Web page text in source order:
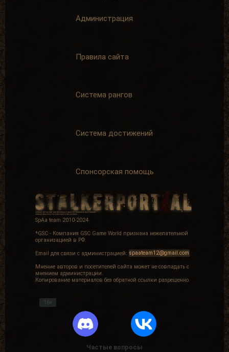
Администрация
Правила сайта
Система рангов
Система достижений
Спонсорская помощь
SpAa team 2010-2024
*GSC - Компания GSC Game World признана нежелательной
организацией в РФ.
Email для связи с администрацией: spaateam12@gmail.com
Мнение авторов и посетителей сайта может не совпадать с
мнением администрации.
Копирование материалов без обратной ссылки разрешенно.
16+
Частые вопросы